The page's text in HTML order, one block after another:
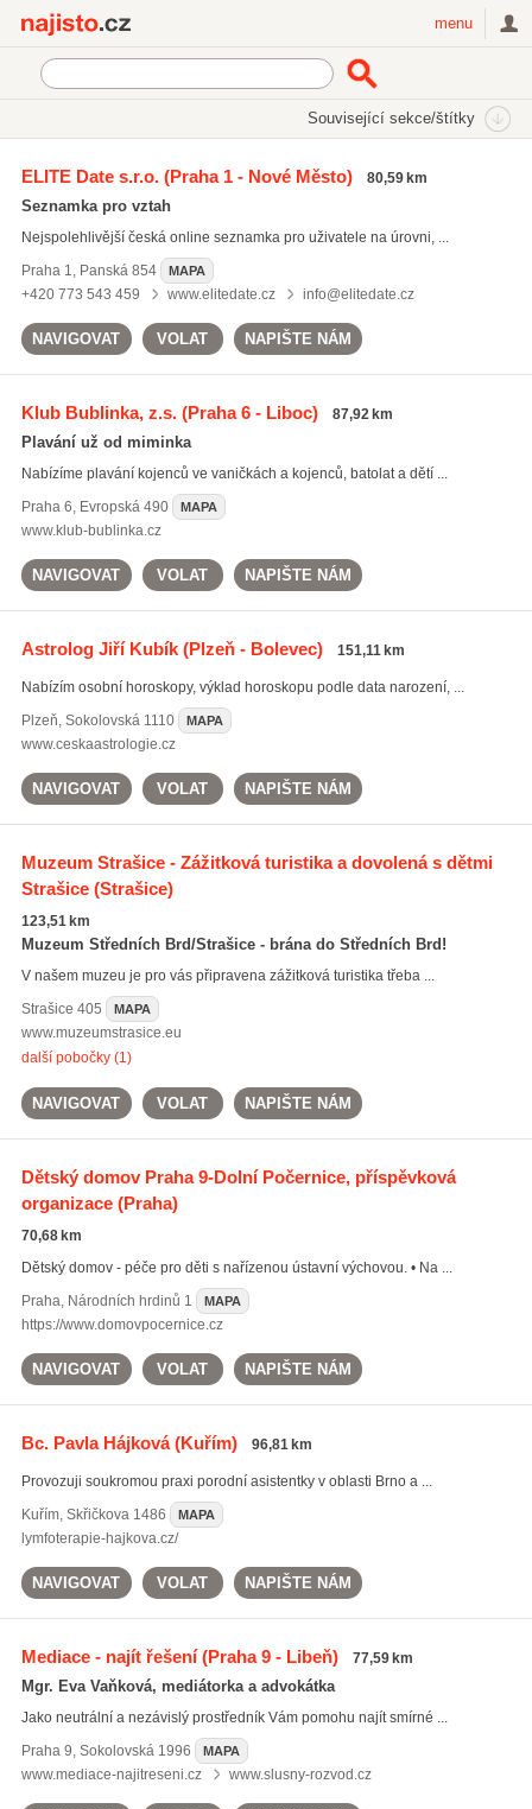
menu
Související sekce/štítky
Děti (12406)
Zvířata (3319)
Všechny související sekce
ELITE Date s.r.o.(Praha 1 - Nové Město) 80,59 km
Seznamka pro vztah
Nejspolehlivější česká online seznamka pro uživatele na úrovni, ...
Praha 1, Panská 854 MAPA
+420 773 543 459 www.elitedate.cz info@elitedate.cz
NAVIGOVAT VOLAT NAPIŠTE NÁM
Klub Bublinka, z.s.(Praha 6 - Liboc) 87,92 km
Plavání už od miminka
Nabízíme plavání kojenců ve vaničkách a kojenců, batolat a dětí ...
Praha 6, Evropská 490 MAPA
www.klub-bublinka.cz
NAVIGOVAT VOLAT NAPIŠTE NÁM
Astrolog Jiří Kubík(Plzeň - Bolevec) 151,11 km
Nabízím osobní horoskopy, výklad horoskopu podle data narození, ...
Plzeň, Sokolovská 1110 MAPA
www.ceskaastrologie.cz
NAVIGOVAT VOLAT NAPIŠTE NÁM
Muzeum Strašice - Zážitková turistika a dovolená s dětmi
Strašice(Strašice)
123,51 km
Muzeum Středních Brd/Strašice - brána do Středních Brd!
V našem muzeu je pro vás připravena zážitková turistika třeba ...
Strašice 405 MAPA
www.muzeumstrasice.eu
další pobočky (1)
NAVIGOVAT VOLAT NAPIŠTE NÁM
Dětský domov Praha 9-Dolní Počernice, příspěvková
organizace(Praha)
70,68 km
Dětský domov - péče pro děti s nařízenou ústavní výchovou. • Na ...
Praha, Národních hrdinů 1 MAPA
https://www.domovpocernice.cz
NAVIGOVAT VOLAT NAPIŠTE NÁM
Bc. Pavla Hájková(Kuřím) 96,81 km
Provozuji soukromou praxi porodní asistentky v oblasti Brno a ...
Kuřím, Skřičkova 1486 MAPA
lymfoterapie-hajkova.cz/
NAVIGOVAT VOLAT NAPIŠTE NÁM
Mediace - najít řešení(Praha 9 - Libeň) 77,59 km
Mgr. Eva Vaňková, mediátorka a advokátka
Jako neutrální a nezávislý prostředník Vám pomohu najít smírné ...
Praha 9, Sokolovská 1996 MAPA
www.mediace-najitreseni.cz www.slusny-rozvod.cz